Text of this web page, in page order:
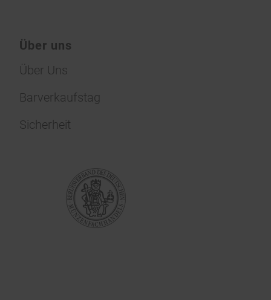
Über uns
Über Uns
Barverkaufstag
Sicherheit